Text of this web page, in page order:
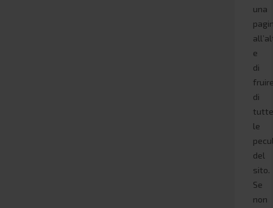
una
e
di
di
le
del
sito.
Se
non